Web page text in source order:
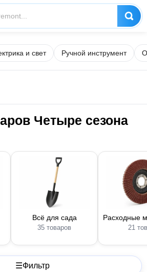
и свет Ручной инструмент
Четыре сезона
Всё для сада
35 товаров
Расходные
21
☰Фильтр